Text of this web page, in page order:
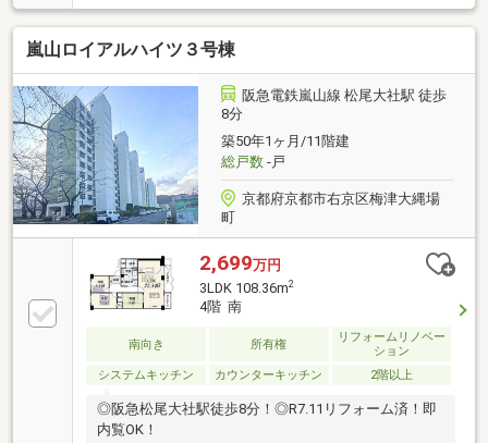
嵐山ロイアルハイツ３号棟
阪急電鉄嵐山線 松尾大社駅 徒歩
8分
築50年1ヶ月/11階建
総戸数-戸
京都府京都市右京区梅津大縄場
町
2,699万円
3LDK 108.36m2
4階 南
南向き 所有権
リフォームリノベー
ション
システムキッチン
カウンターキッチン 2階以上
◎阪急松尾大社駅徒歩8分！◎R7.11リフォーム済！即
内覧OK！